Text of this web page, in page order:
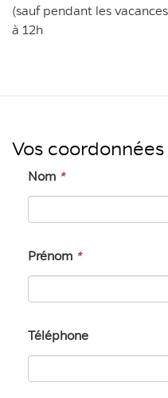
(sauf pendant les
à 12h
Vos coordonnées
Nom *
Prénom *
Téléphone